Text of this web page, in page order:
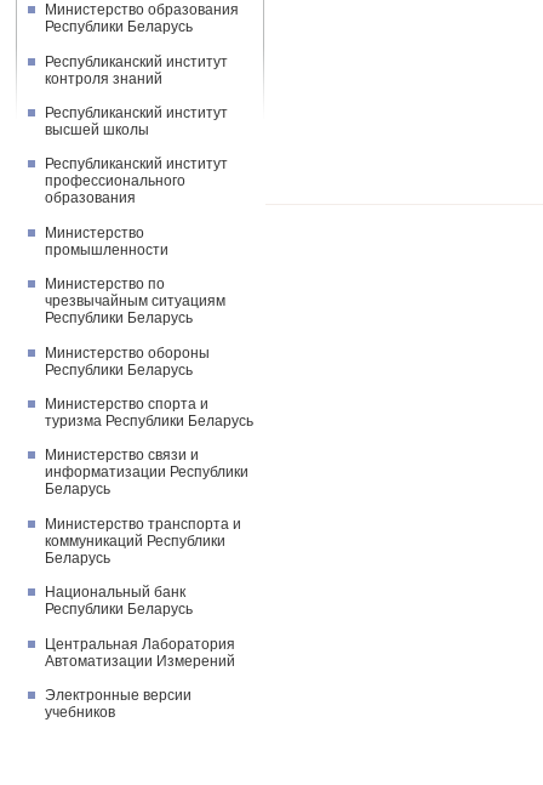
Министерство образования
Республики Беларусь
Республиканский институт
контроля знаний
Республиканский институт
высшей школы
Республиканский институт
профессионального
образования
Министерство
промышленности
Министерство по
чрезвычайным ситуациям
Республики Беларусь
Министерство обороны
Республики Беларусь
Министерство спорта и
туризма Республики Беларусь
Министерство связи и
информатизации Республики
Беларусь
Министерство транспорта и
коммуникаций Республики
Беларусь
Национальный банк
Республики Беларусь
Центральная Лаборатория
Автоматизации Измерений
Электронные версии
учебников